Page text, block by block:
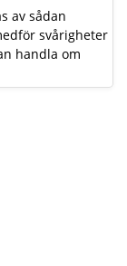
av sådan
svårigheter
handla om